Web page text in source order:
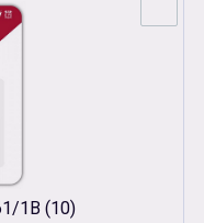
1B (10)